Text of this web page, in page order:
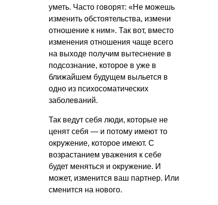
уметь. Часто говорят: «Не можешь
изменить обстоятельства, измени
отношение к ним». Так вот, вместо
изменения отношения чаще всего
на выходе получим вытеснение в
подсознание, которое в уже в
ближайшем будущем выльется в
одно из психосоматических
заболеваний.
Так ведут себя люди, которые не
ценят себя — и потому имеют то
окружение, которое имеют. С
возрастанием уважения к себе
будет меняться и окружение. И
может, изменится ваш партнер. Или
сменится на нового.